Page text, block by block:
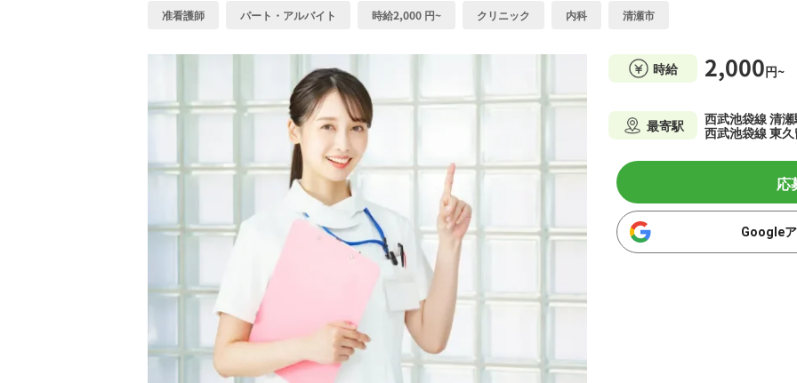
准看護師 パート・アルバイト 時給2,000 円~ クリニック 内科 清瀬市
時給 2,000円~
最寄駅
西武池袋線 清
西武池袋線 東
応
Google